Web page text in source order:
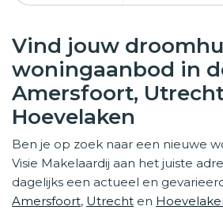
Vind jouw
woningaanbod in
Amersfoort,
Hoevelaken
Ben je op zoek naar een nieuwe
Visie Makelaardij aan het juiste
dagelijks een actueel en
Amersfoort, Utrecht en